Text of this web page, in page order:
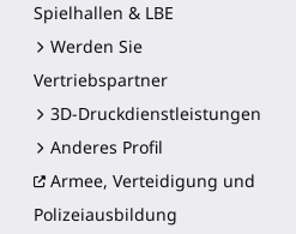
Spielhallen & LBE
Werden Sie
Vertriebspartner
3D-Druckdienstleistungen
Anderes Profil
Armee, Verteidigung und
Polizeiausbildung